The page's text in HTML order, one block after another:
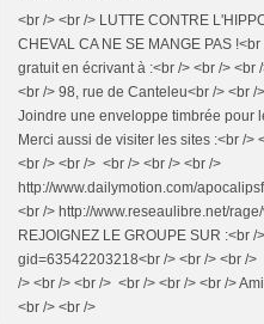
<br /> <br /> LUTTE CONTRE
CHEVAL CA NE SE MANGE PAS
gratuit en écrivant à :<br /> <br /> <br
<br /> 98, rue de Canteleu<br /> <br
Joindre une enveloppe timbrée pour
Merci aussi de visiter les sites :<br />
<br /> <br /> <br /> <br /> <br />
http://www.dailymotion.com/
<br /> http://www.reseaulibre.net/
REJOIGNEZ LE GROUPE SUR :<br
gid=63542203218<br /> <br /> <br /
/> <br /> <br /> <br /> <br /> <br />
<br /> <br />